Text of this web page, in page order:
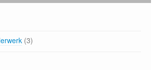
(3)